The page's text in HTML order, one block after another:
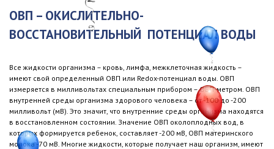
ОВП – ОКИСЛИТЕЛЬНО-
ВОССТАНОВИТЕЛЬНЫЙ ПОТЕНЦИАЛ ВОДЫ
Все жидкости организма – кровь, лимфа, межклеточная жидкость –
имеют свой определенный ОВП или Redox-потенциал воды. ОВП
измеряется в милливольтах специальным прибором – ОВП-метром. ОВП
внутренней среды организма здорового человека – от -100 до -200
милливольт (мВ). Это значит, что внутренние среды организма находятся
в восстановленном состоянии. Значение ОВП околоплодных вод, в
которых формируется ребенок, составляет -200 мВ, ОВП материнского
молока -70 мВ. Многие жидкости, которые получает наш организм, имеют